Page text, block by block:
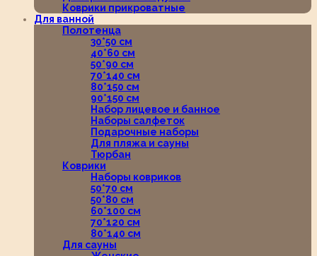
Коврики прикроватные
Для ванной
Полотенца
30*50 см
40*60 см
50*90 см
70*140 см
80*150 см
90*150 см
Набор лицевое и банное
Наборы салфеток
Подарочные наборы
Для пляжа и сауны
Тюрбан
Коврики
Наборы ковриков
50*70 см
50*80 см
60*100 см
70*120 см
80*140 см
Для сауны